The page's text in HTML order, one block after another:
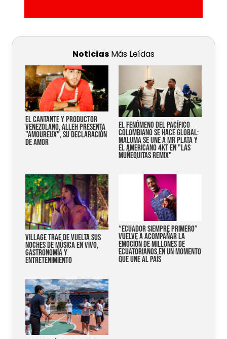
Noticias Más Leídas
EL CANTANTE Y PRODUCTOR
VENEZOLANO, ALLEH PRESENTA
"AMOUREUX", SU DECLARACIÓN
DE AMOR
EL FENÓMENO DEL PACÍFICO
COLOMBIANO SE HACE GLOBAL:
MALUMA SE UNE A MR PLATA Y
EL AMERICANO 4KT EN "LAS
MUÑEQUITAS REMIX"
Village trae de vuelta sus
noches de música en vivo,
gastronomía y
entretenimiento
“Ecuador siempre primero”
vuelve a acompañar la
emoción de millones de
ecuatorianos en un momento
que une al país